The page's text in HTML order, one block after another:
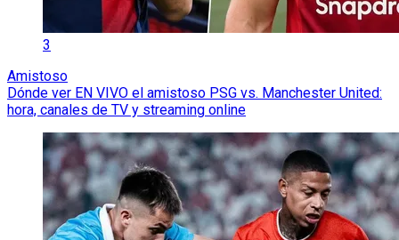
3
Amistoso
Dónde ver EN VIVO el amistoso PSG vs. Manchester United:
hora, canales de TV y streaming online